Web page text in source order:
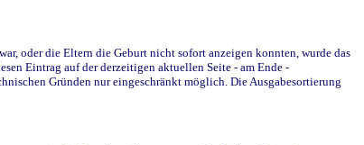
oder die Eltern die Geburt nicht sofort anzeigen konnten, wurde das
Eintrag auf der derzeitigen aktuellen Seite - am Ende -
Gründen nur eingeschränkt möglich. Die Ausgabesortierung